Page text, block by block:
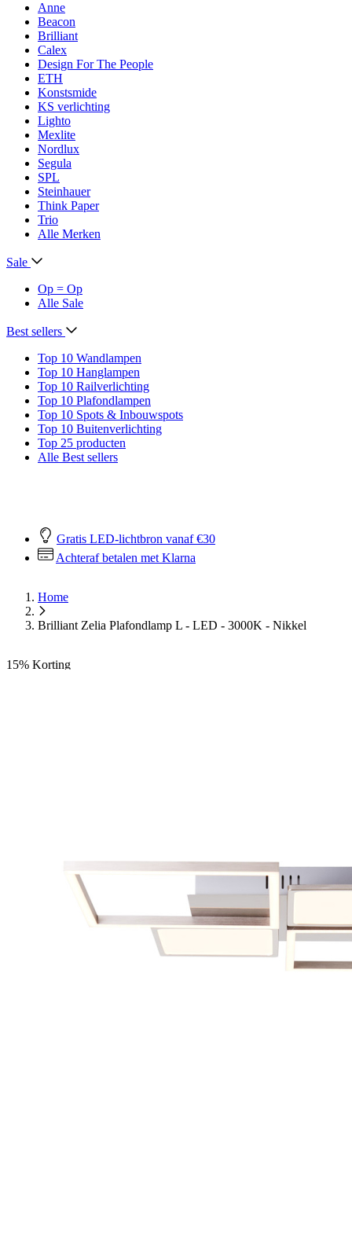
Anne
Beacon
Brilliant
Calex
Design For The People
ETH
Konstsmide
KS verlichting
Lighto
Mexlite
Nordlux
Segula
SPL
Steinhauer
Think Paper
Trio
Alle Merken
Sale
Op = Op
Alle Sale
Best sellers
Top 10 Wandlampen
Top 10 Hanglampen
Top 10 Railverlichting
Top 10 Plafondlampen
Top 10 Spots & Inbouwspots
Top 10 Buitenverlichting
Top 25 producten
Alle Best sellers
Gratis LED-lichtbron vanaf €30
Achteraf betalen met Klarna
Home
Brilliant Zelia Plafondlamp L - LED - 3000K - Nikkel
15% Korting